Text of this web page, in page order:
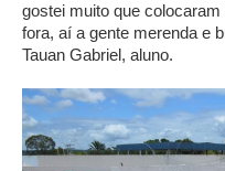
gostei muito que
fora, aí a gente merenda e
Tauan Gabriel, aluno.